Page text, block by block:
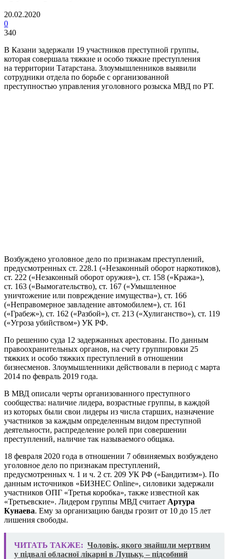
20.02.2020
0
340
В Казани задержали 19 участников преступной группы,
которая совершала тяжкие и особо тяжкие преступления
на территории Татарстана. Злоумышленников выявили
сотрудники отдела по борьбе с организованной
преступностью управления уголовного розыска МВД по РТ.
Возбуждено уголовное дело по признакам преступлений,
предусмотренных ст. 228.1 («Незаконный оборот наркотиков),
ст. 222 («Незаконный оборот оружия»), ст. 158 («Кража»),
ст. 163 («Вымогательство), ст. 167 («Умышленное
уничтожение или повреждение имущества»), ст. 166
(«Неправомерное завладение автомобилем»), ст. 161
(«Грабеж»), ст. 162 («Разбой»), ст. 213 («Хулиганство»), ст. 119
(«Угроза убийством») УК РФ.
По решению суда 12 задержанных арестованы. По данным
правоохранительных органов, на счету группировки 25
тяжких и особо тяжких преступлений в отношении
бизнесменов. Злоумышленники действовали в период с марта
2014 по февраль 2019 года.
В МВД описали черты организованного преступного
сообщества: наличие лидера, возрастные группы, в каждой
из которых были свои лидеры из числа старших, назначение
участников за каждым определенным видом преступной
деятельности, распределение ролей при совершении
преступлений, наличие так называемого общака.
18 февраля 2020 года в отношении 7 обвиняемых возбуждено
уголовное дело по признакам преступлений,
предусмотренных ч. 1 и ч. 2 ст. 209 УК РФ («Бандитизм»). По
данным источников «БИЗНЕС Online», силовики задержали
участников ОПГ «Третья коробка», также известной как
«Третьевские». Лидером группы МВД считает Артура
Кунаева. Ему за организацию банды грозит от 10 до 15 лет
лишения свободы.
ЧИТАТЬ ТАКЖЕ: Чоловік, якого знайшли мертвим
у підвалі обласної лікарні в Луцьку, – підсобний